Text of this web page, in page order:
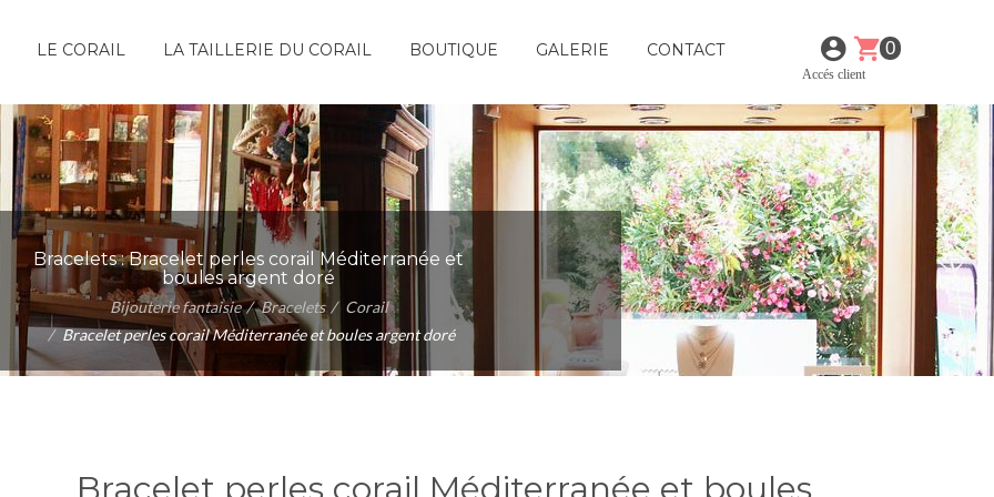
LE CORAIL LA TAILLERIE DU CORAIL BOUTIQUE GALERIE CONTACT 0
Accés client
Bracelets :Bracelet perles corail Méditerranée et
boules argent doré
Bijouterie fantaisie Bracelets
Corail
Bracelet perles corail Méditerranée et boules argent doré